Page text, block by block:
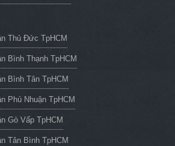
Thủ Đức TpHCM
Bình Thạnh TpHCM
Bình Tân TpHCM
Phú Nhuận TpHCM
Gò Vấp TpHCM
Tân Bình TpHCM